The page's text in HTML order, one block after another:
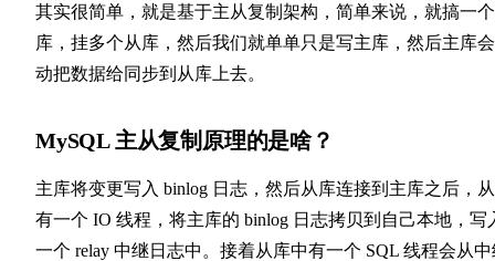
其实很简单，就是基于主从复制架构，简单来说，就搞一
库，挂多个从库，然后我们就单单只是写主库，然后主库
动把数据给同步到从库上去。
MySQL 主从复制原理的是啥？
主库将变更写入 binlog 日志，然后从库连接到主库之后，
有一个 IO 线程，将主库的 binlog 日志拷贝到自己本地，写
一个 relay 中继日志中。接着从库中有一个 SQL 线程会从